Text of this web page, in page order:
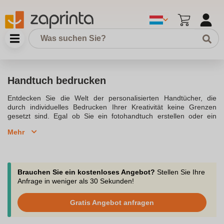
Handtuch bedrucken
Entdecken Sie die Welt der personalisierten Handtücher, die
durch individuelles Bedrucken Ihrer Kreativität keine Grenzen
gesetzt sind. Egal ob Sie ein fotohandtuch erstellen oder ein
sind vielfältig und bieten eine große auswahl an Designs.
strand oder in der sauna ein echter Hingucker. Ob mikrofaser,
baumwolle oder polyester, jedes material eignet sich perfekt für
das abtrocknen nach einem erfrischenden bad. Die handtücher
50 x 100 cm bis hin zu duschtücher und strandtücher.Lassen Sie
Ihre handtücher besticken oder bedrucken und verleihen Sie
ihnen eine persönliche Note. Besticken lassen oder handtuch
Mehr
Brauchen Sie ein kostenloses Angebot? Stellen Sie Ihre
Anfrage in weniger als 30 Sekunden!
Gratis Angebot anfragen